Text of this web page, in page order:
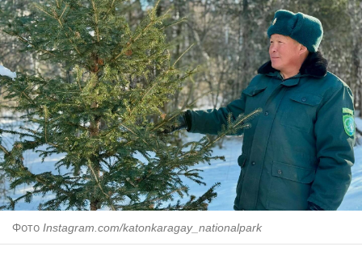
Фото Instagram.com/katonkaragay_nationalpark